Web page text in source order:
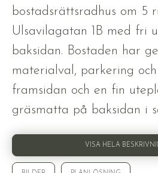
bostadsrättsradhus om 5
Ulsavilagatan 1B med fri
baksidan. Bostaden har
materialval, parkering
framsidan och en fin
gräsmatta på baksidan i
VISA HELA